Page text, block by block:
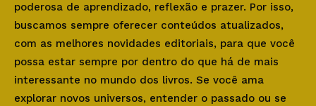
poderosa de aprendizado, reflexão e prazer. Por isso,
buscamos sempre oferecer conteúdos atualizados,
com as melhores novidades editoriais, para que você
possa estar sempre por dentro do que há de mais
interessante no mundo dos livros. Se você ama
explorar novos universos, entender o passado ou se